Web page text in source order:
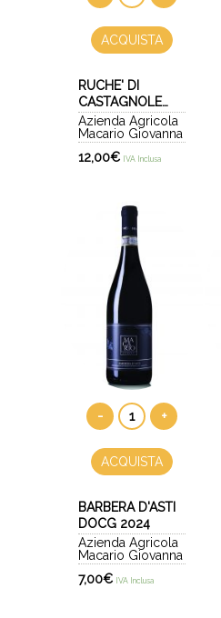
ACQUISTA
RUCHE' DI
CASTAGNOLE
DOCG 2024
Azienda Agricola
Macario Giovanna
12,00€ IVA Inclusa
- +
ACQUISTA
BARBERA D'ASTI
DOCG 2024
Azienda Agricola
Macario Giovanna
7,00€ IVA Inclusa